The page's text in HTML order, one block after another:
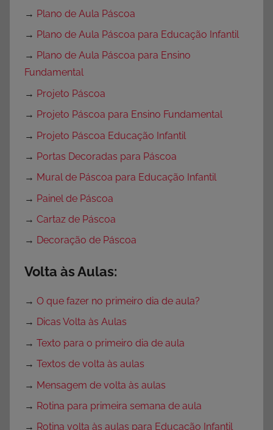
→ Plano de Aula Páscoa
→ Plano de Aula Páscoa para Educação Infantil
→ Plano de Aula Páscoa para Ensino
Fundamental
→ Projeto Páscoa
→ Projeto Páscoa para Ensino Fundamental
→ Projeto Páscoa Educação Infantil
→ Portas Decoradas para Páscoa
→ Mural de Páscoa para Educação Infantil
→ Painel de Páscoa
→ Cartaz de Páscoa
→ Decoração de Páscoa
Volta às Aulas:
→ O que fazer no primeiro dia de aula?
→ Dicas Volta às Aulas
→ Texto para o primeiro dia de aula
→ Textos de volta às aulas
→ Mensagem de volta às aulas
→ Rotina para primeira semana de aula
→ Rotina volta às aulas para Educação Infantil